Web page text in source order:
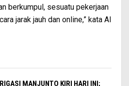
berkumpul, sesuatu pekerjaan
jarak jauh dan online,” kata Al
MANJUNTO KIRI HARI INI;